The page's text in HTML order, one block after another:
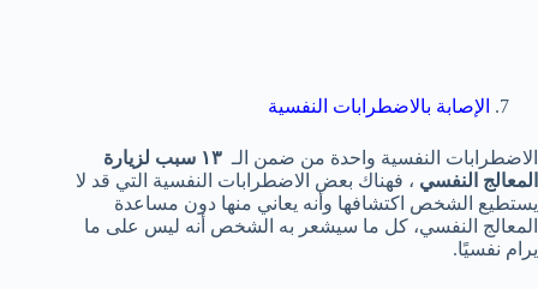
الإصابة بالاضطرابات النفسية
الاضطرابات النفسية واحدة من ضمن الـ
١٣ سبب لزيارة
المعالج النفسي ، فهناك بعض الاضطرابات النفسية التي قد لا
يستطيع الشخص اكتشافها وأنه يعاني منها دون مساعدة
المعالج النفسي، كل ما سيشعر به الشخص أنه ليس على ما
يرام نفسيًا.